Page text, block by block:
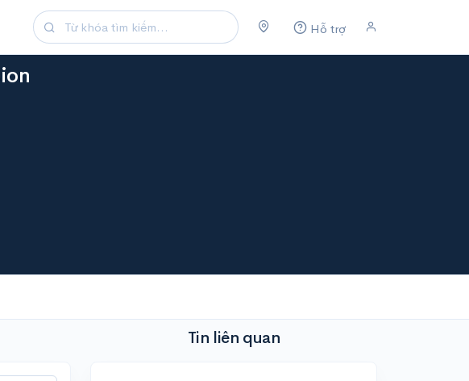
Hỗ trợ
Tin liên quan